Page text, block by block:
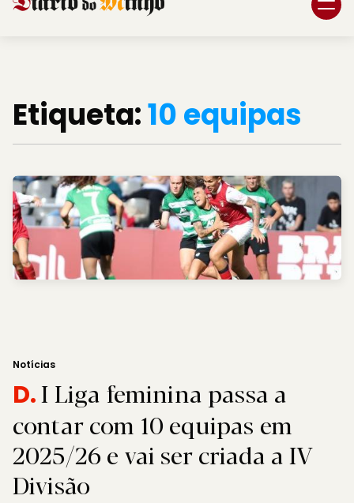
Etiqueta:10 equipas
Notícias
D.I Liga feminina passa a
contar com 10 equipas em
2025/26 e vai ser criada a IV
Divisão